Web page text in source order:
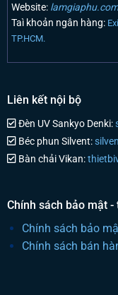
Website:lamgiaphu.com
Taì khoản ngân hàng:
TP.HCM.
Liên kết nội bộ
Đèn UV Sankyo Denki:
Béc phun Silvent:
Bàn chải Vikan:
Chính sách bảo mật -
Chính sách bảo
Chính sách bán